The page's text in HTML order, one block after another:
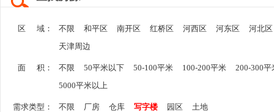
区 域： 不限 和平区 南开区 红桥区 河西区 河东区
河北区
天津周边
面 积： 不限 50平米以下 50-100平米 100-200平米
200-300平
5000平米以上
需求类型： 不限 厂房 仓库 写字楼 园区 土地